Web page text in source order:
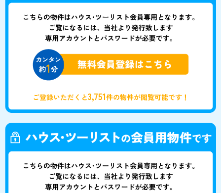
ご登録いただくと3,751件の物件が閲覧可能です！